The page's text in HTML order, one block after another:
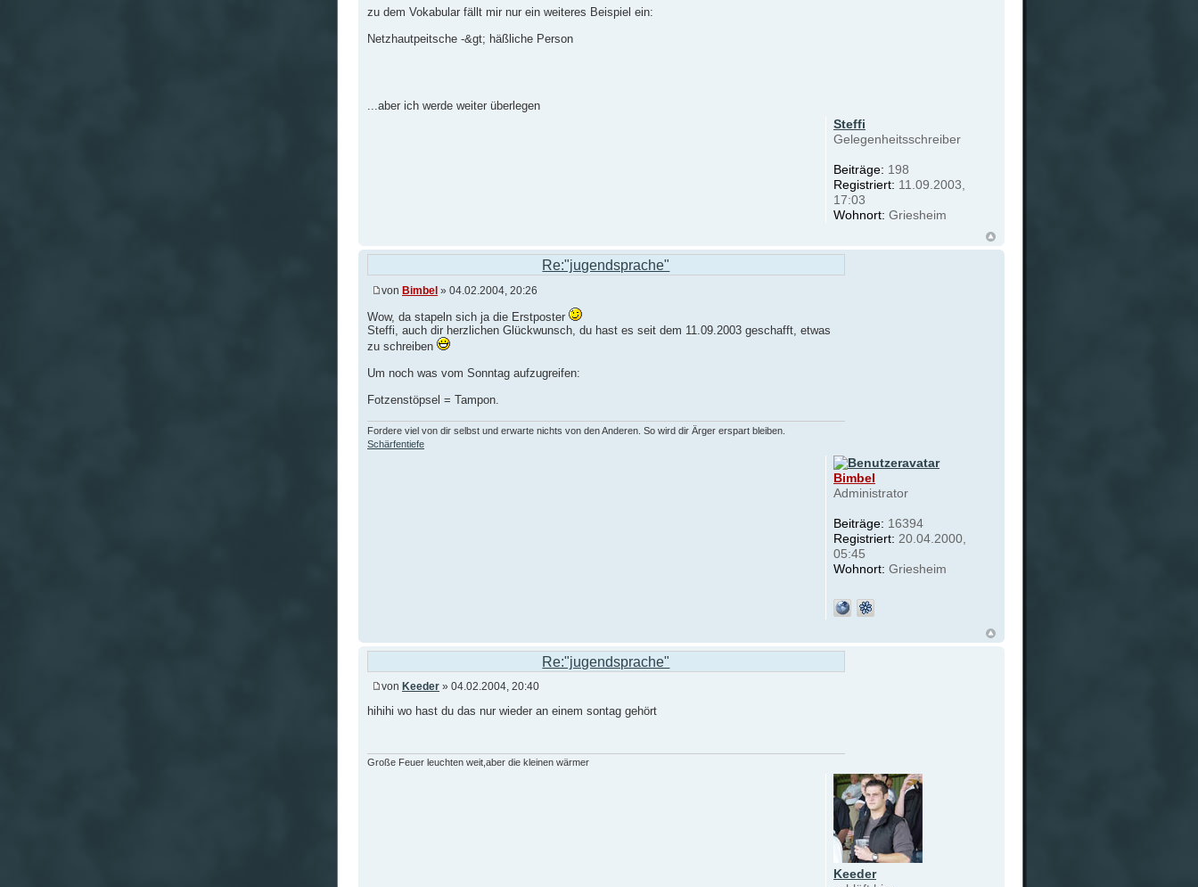
zu dem Vokabular fällt mir nur ein weiteres Beispiel ein:
Netzhautpeitsche -&gt; häßliche Person
...aber ich werde weiter überlegen
Steffi
Gelegenheitsschreiber
Beiträge: 198
Registriert: 11.09.2003,
17:03
Wohnort: Griesheim
Re:"jugendsprache"
von Bimbel » 04.02.2004, 20:26
Wow, da stapeln sich ja die Erstposter
Steffi, auch dir herzlichen Glückwunsch, du hast es seit dem 11.09.2003 geschafft, etwas
zu schreiben
Um noch was vom Sonntag aufzugreifen:
Fotzenstöpsel = Tampon.
Fordere viel von dir selbst und erwarte nichts von den Anderen. So wird dir Ärger erspart bleiben.
Schärfentiefe
Bimbel
Administrator
Beiträge: 16394
Registriert: 20.04.2000,
05:45
Wohnort: Griesheim
Re:"jugendsprache"
von Keeder » 04.02.2004, 20:40
hihihi wo hast du das nur wieder an einem sontag gehört
Große Feuer leuchten weit,aber die kleinen wärmer
Keeder